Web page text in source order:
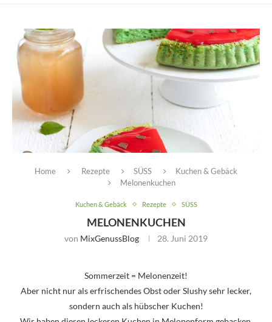
Home Rezepte SÜSS
Kuchen & Gebäck
Melonenkuchen
Kuchen & Gebäck Rezepte SÜSS
MELONENKUCHEN
von MixGenussBlog 28. Juni 2019
Sommerzeit = Melonenzeit!
Aber nicht nur als erfrischendes Obst oder Slushy sehr lecker,
sondern auch als hübscher Kuchen!